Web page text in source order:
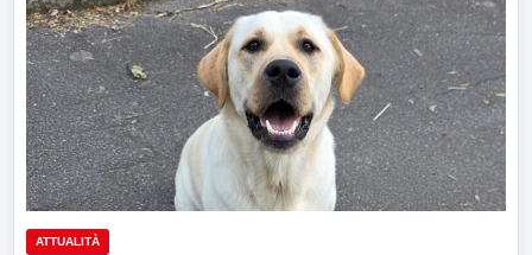
ATTUALITÀ